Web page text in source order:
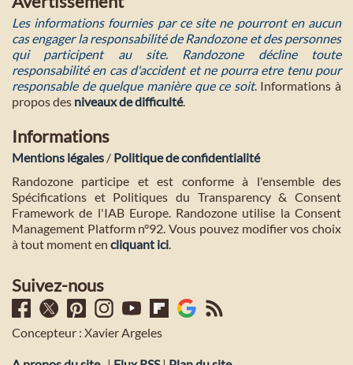
Les informations fournies par ce site ne pourront en aucun
cas engager la responsabilité de Randozone et des personnes
qui participent au site. Randozone décline toute
responsabilité en cas d'accident et ne pourra etre tenu pour
responsable de quelque manière que ce soit. Informations à
propos des niveaux de difficulté.
Informations
Mentions légales / Politique de confidentialité
Randozone participe et est conforme à l'ensemble des
Spécifications et Politiques du Transparency & Consent
Framework de l'IAB Europe. Randozone utilise la Consent
Management Platform n°92. Vous pouvez modifier vos choix
à tout moment en cliquant ici
Suivez-nous
Concepteur : Xavier Argeles